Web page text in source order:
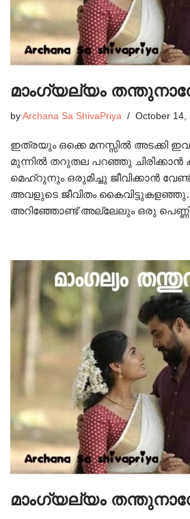
മാംഗ്യല്യം
by Archana Sa ShivaPriya October 14,
ഇത്രയും ഒക്കെ മനസ്സിൽ അടക്കി
മുന്നിൽ തറുതല പറഞ്ഞു
മെഹ്റുനും ഒരുമിച്ചു ജീവിക്കാൻ
അവളുടെ ജീവിതം
അറിഞ്ഞോണ്ട് അല്ലേലും ഒരു
മാംഗ്യല്യം